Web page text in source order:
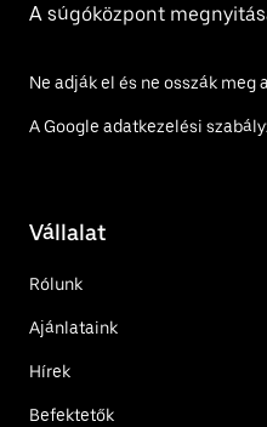
A súgóközpont
Ne adják el és ne osszák
A Google adatkezelési
Vállalat
Rólunk
Ajánlataink
Hírek
Befektetők